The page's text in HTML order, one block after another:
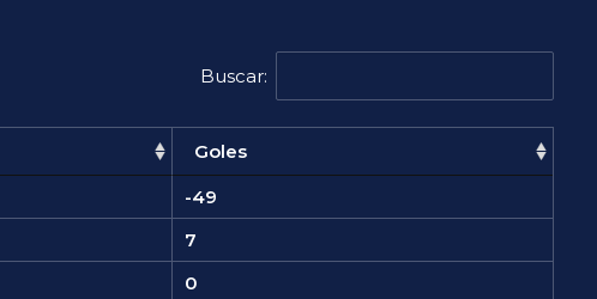
Buscar:
Goles
-49
7
0